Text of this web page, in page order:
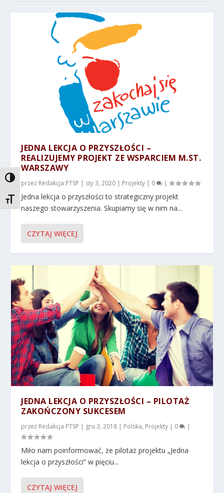
TOGGLE HIGH CONTRAST
TOGGLE FONT SIZE
JEDNA LEKCJA O PRZYSZŁOŚCI –
REALIZUJEMY PROJEKT ZE WSPARCIEM M.ST.
WARSZAWY
przez Redakcja PTSP sty 3, 2020 Projekty 0 |
Jedna lekcja o przyszłości to strategiczny projekt
naszego stowarzyszenia. Skupiamy się w nim na...
CZYTAJ WIĘCEJ
JEDNA LEKCJA O PRZYSZŁOŚCI – PILOTAŻ
ZAKOŃCZONY SUKCESEM
przez Redakcja PTSP | gru 3, 2018 | Polska, Projekty | 0 |
Miło nam poinformować, że pilotaż projektu „Jedna
lekcja o przyszłości” w pięciu...
CZYTAJ WIĘCEJ